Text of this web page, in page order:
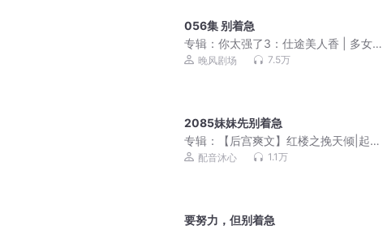
056集 别着急
专辑： 你太强了3：仕途美人香 | 多女主
| 后宫爽文
晚风剧场 7.5万
2085妹妹先别着急
专辑：
【后宫爽文】红楼之挽天倾|起点
霸榜历史权谋|多人有声剧
配音沐心 1.1万
要努力，但别着急